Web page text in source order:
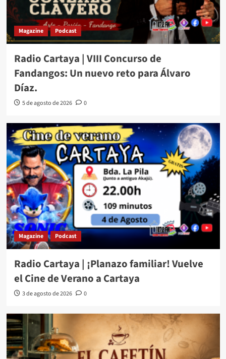
Magazine Podcast
Radio Cartaya | VIII Concurso de
Fandangos: Un nuevo reto para Álvaro
Díaz.
5 de agosto de 2026 0
Magazine Podcast
Radio Cartaya | ¡Planazo familiar! Vuelve
el Cine de Verano a Cartaya
3 de agosto de 2026 0